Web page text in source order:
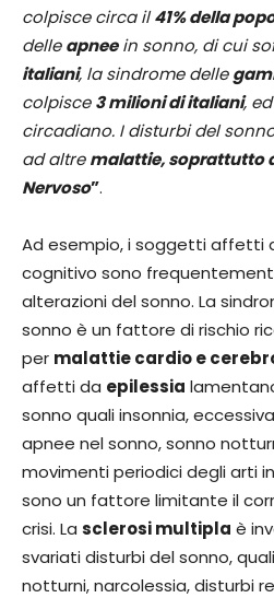
colpisce circa il41% della
delleapneein sonno, di cui
italiani, la sindrome delle
colpisce3 milioni di italiani,
circadiano. I disturbi del
ad altremalattie, soprattutto
Nervoso”.
Ad esempio, i soggetti affetti
cognitivo sono
alterazioni del sonno. La
sonno è un fattore di rischio
per malattie cardio e
affetti da epilessia
sonno quali insonnia,
apnee nel sonno, sonno
movimenti periodici degli arti
sono un fattore limitante il
crisi. La sclerosi multipla è
svariati disturbi del sonno,
notturni, narcolessia, disturbi